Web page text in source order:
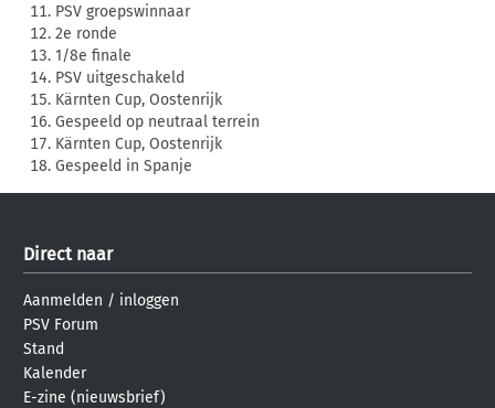
PSV groepswinnaar
2e ronde
1/8e finale
PSV uitgeschakeld
Kärnten Cup, Oostenrijk
Gespeeld op neutraal terrein
Kärnten Cup, Oostenrijk
Gespeeld in Spanje
Direct naar
Aanmelden / inloggen
PSV Forum
Stand
Kalender
E-zine (nieuwsbrief)